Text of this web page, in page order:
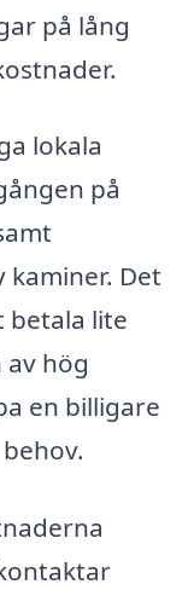
på lång
lokala
på
Det
betala lite
hög
en billigare